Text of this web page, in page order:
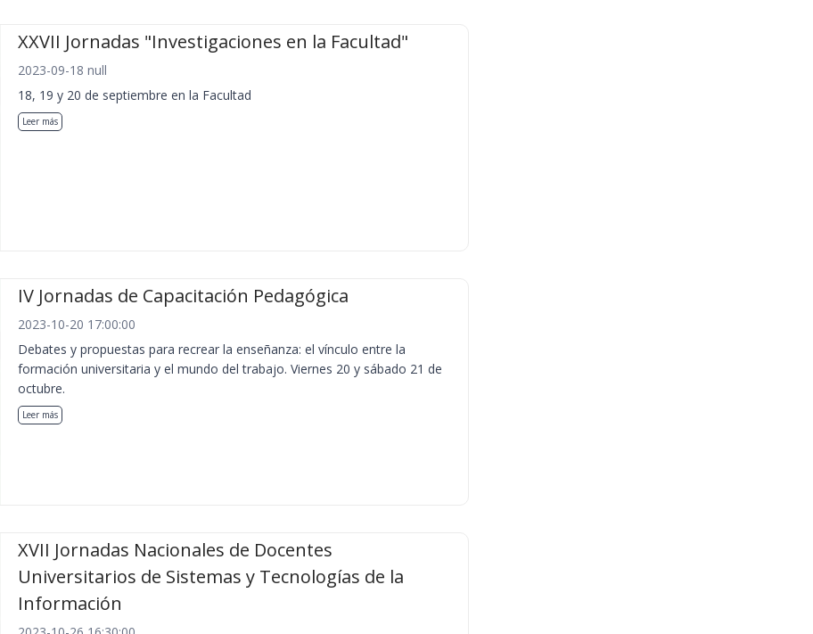
XXVII Jornadas "Investigaciones en la Facultad"
2023-09-18 null
18, 19 y 20 de septiembre en la Facultad
Leer más
IV Jornadas de Capacitación Pedagógica
2023-10-20 17:00:00
Debates y propuestas para recrear la enseñanza: el vínculo entre la
formación universitaria y el mundo del trabajo. Viernes 20 y sábado 21 de
octubre.
Leer más
XVII Jornadas Nacionales de Docentes
Universitarios de Sistemas y Tecnologías de la
Información